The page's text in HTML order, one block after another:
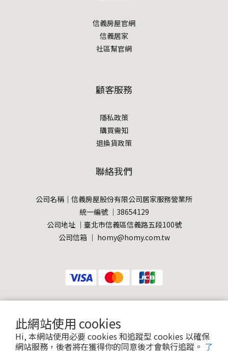
此網站使用 cookies
Hi, 本網站使用必要 cookies 和追蹤型 cookies 以確保
網站服務，後者將在獲得你的同意後才會執行追蹤。 了
信義房屋官網
信義居家
社區幫官網
顧客服務
隱私政策
購買需知
退換貨政策
聯絡我們
公司名稱｜信義房屋股份有限公司居家服務營業所
統一編號 ｜38654129
公司地址 ｜臺北市信義區信義路五段100號
公司信箱 ｜ homy@homy.com.tw
提醒您，我們不會以電話或簡訊方式通知變更付款方式。